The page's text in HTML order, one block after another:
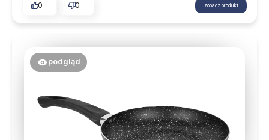
0
0 zobacz produkt
podgląd